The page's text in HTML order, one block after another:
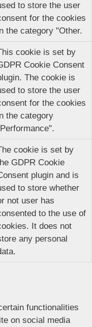
to store the user
for the cookies
the category "Other.
cookie is set by
Cookie Consent
The cookie is
to store the user
for the cookies
the category
cookie is set by
GDPR Cookie
plugin and is
to store whether
not user has
to the use of
It does not
any personal
functionalities
on social media